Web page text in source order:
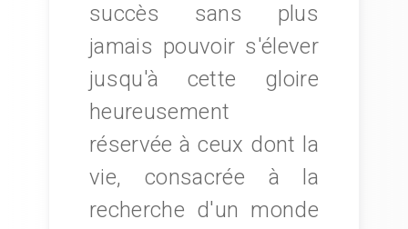
succès sans plus
jamais pouvoir s'élever
jusqu'à cette gloire
heureusement
réservée à ceux dont la
vie, consacrée à la
recherche d'un monde